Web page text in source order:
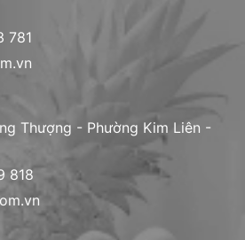
781
Thượng - Phường Kim Liên -
818